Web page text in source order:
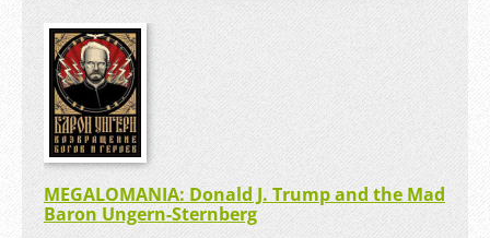
MEGALOMANIA: Donald J. Trump and the Mad
Baron Ungern-Sternberg